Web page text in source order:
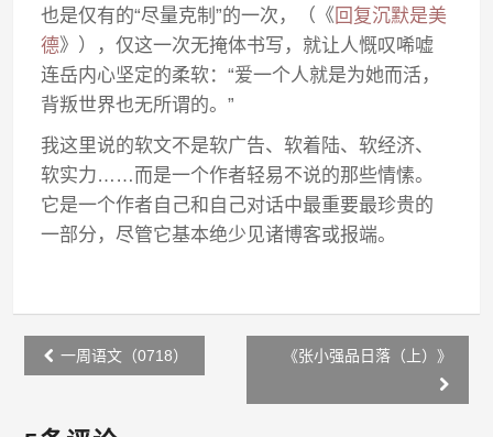
也是仅有的“尽量克制”的一次，（《 回复沉默是美
德》），仅这一次无掩体书写，就让人慨叹唏嘘
连岳内心坚定的柔软：“爱一个人就是为她而活，
背叛世界也无所谓的。”
我这里说的软文不是软广告、软着陆、软经济、
软实力……而是一个作者轻易不说的那些情愫。
它是一个作者自己和自己对话中最重要最珍贵的
一部分，尽管它基本绝少见诸博客或报端。
Post
navigation
一周语文（0718） 《张小强品日落（上）》